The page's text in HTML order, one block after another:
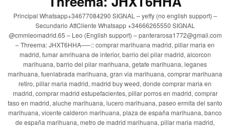
Principal Whatsapp+34677084290 SIGNAL – yeffy (no english support) –
Secundario AttCliente Whatsapp +34666265550 SIGNAL
@cmmleomadrid.65 – Leo (English support) – panterarosa1772@gmail.com
– Threema: JHXT6HHA—–:: comprar marihuana madrid, pillar maria en
madrid, fumar amrihuana de interior, barrio del pilar madrid, alcorcon
marihuana, barrio del pilar marihuana, getafe marihuana, leganes
marihuana, fuenlabrada marihuana, gran via marihuana, comprar marihuana
retiro, pillar maria madrid, madrid buy weed, donde comprar maria en
madrid, comprar madrid estupefacientes, pillar porros en madrid, comprar
faso en madrid, aluche marihuana, lucero marihuana, paseo ermita del santo
marihuana, vicente calderon marihuana, plaza de españa marihuana, banco
de españa marihuana, metro de madrid marihuana, pillar maria madrid,